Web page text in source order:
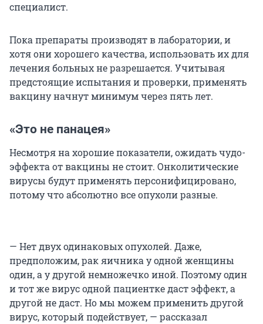
специалист.
Пока препараты производят в лаборатории, и
хотя они хорошего качества, использовать их для
лечения больных не разрешается. Учитывая
предстоящие испытания и проверки, применять
вакцину начнут минимум через пять лет.
«Это не панацея»
Несмотря на хорошие показатели, ожидать чудо-
эффекта от вакцины не стоит. Онколитические
вирусы будут применять персонифицировано,
потому что абсолютно все опухоли разные.
— Нет двух одинаковых опухолей. Даже,
предположим, рак яичника у одной женщины
один, а у другой немножечко иной. Поэтому один
и тот же вирус одной пациентке даст эффект, а
другой не даст. Но мы можем применить другой
вирус, который подействует, — рассказал